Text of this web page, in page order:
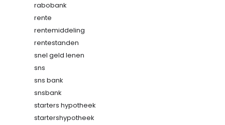
rabobank
rente
rentemiddeling
rentestanden
snel geld lenen
sns
sns bank
snsbank
starters hypotheek
startershypotheek